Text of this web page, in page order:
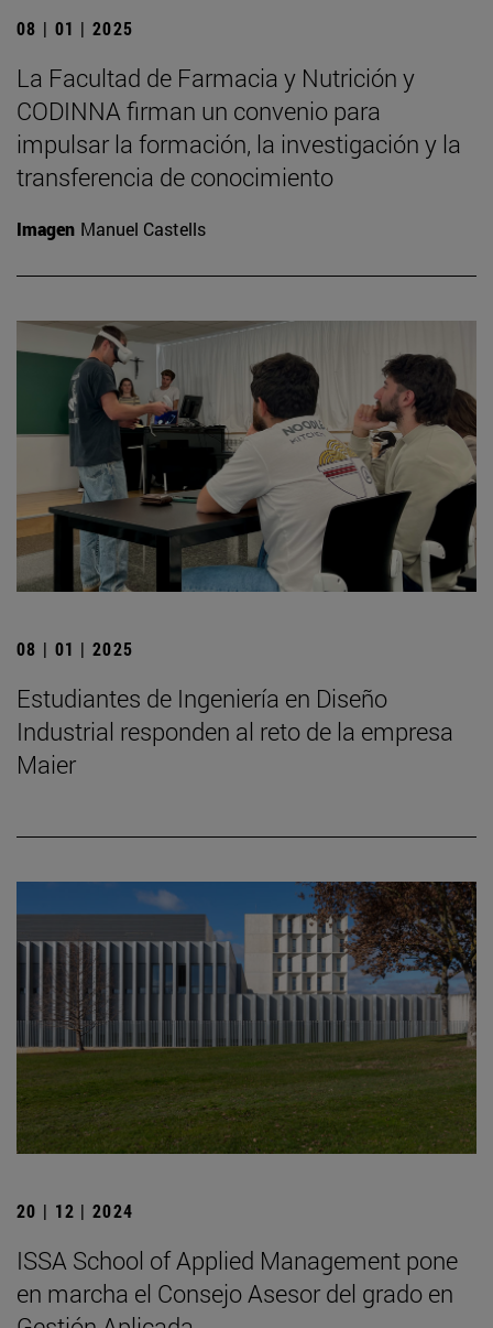
08 | 01 | 2025
La Facultad de Farmacia y Nutrición y
CODINNA firman un convenio para
impulsar la formación, la investigación y la
transferencia de conocimiento
Imagen Manuel Castells
08 | 01 | 2025
Estudiantes de Ingeniería en Diseño
Industrial responden al reto de la empresa
Maier
20 | 12 | 2024
ISSA School of Applied Management pone
en marcha el Consejo Asesor del grado en